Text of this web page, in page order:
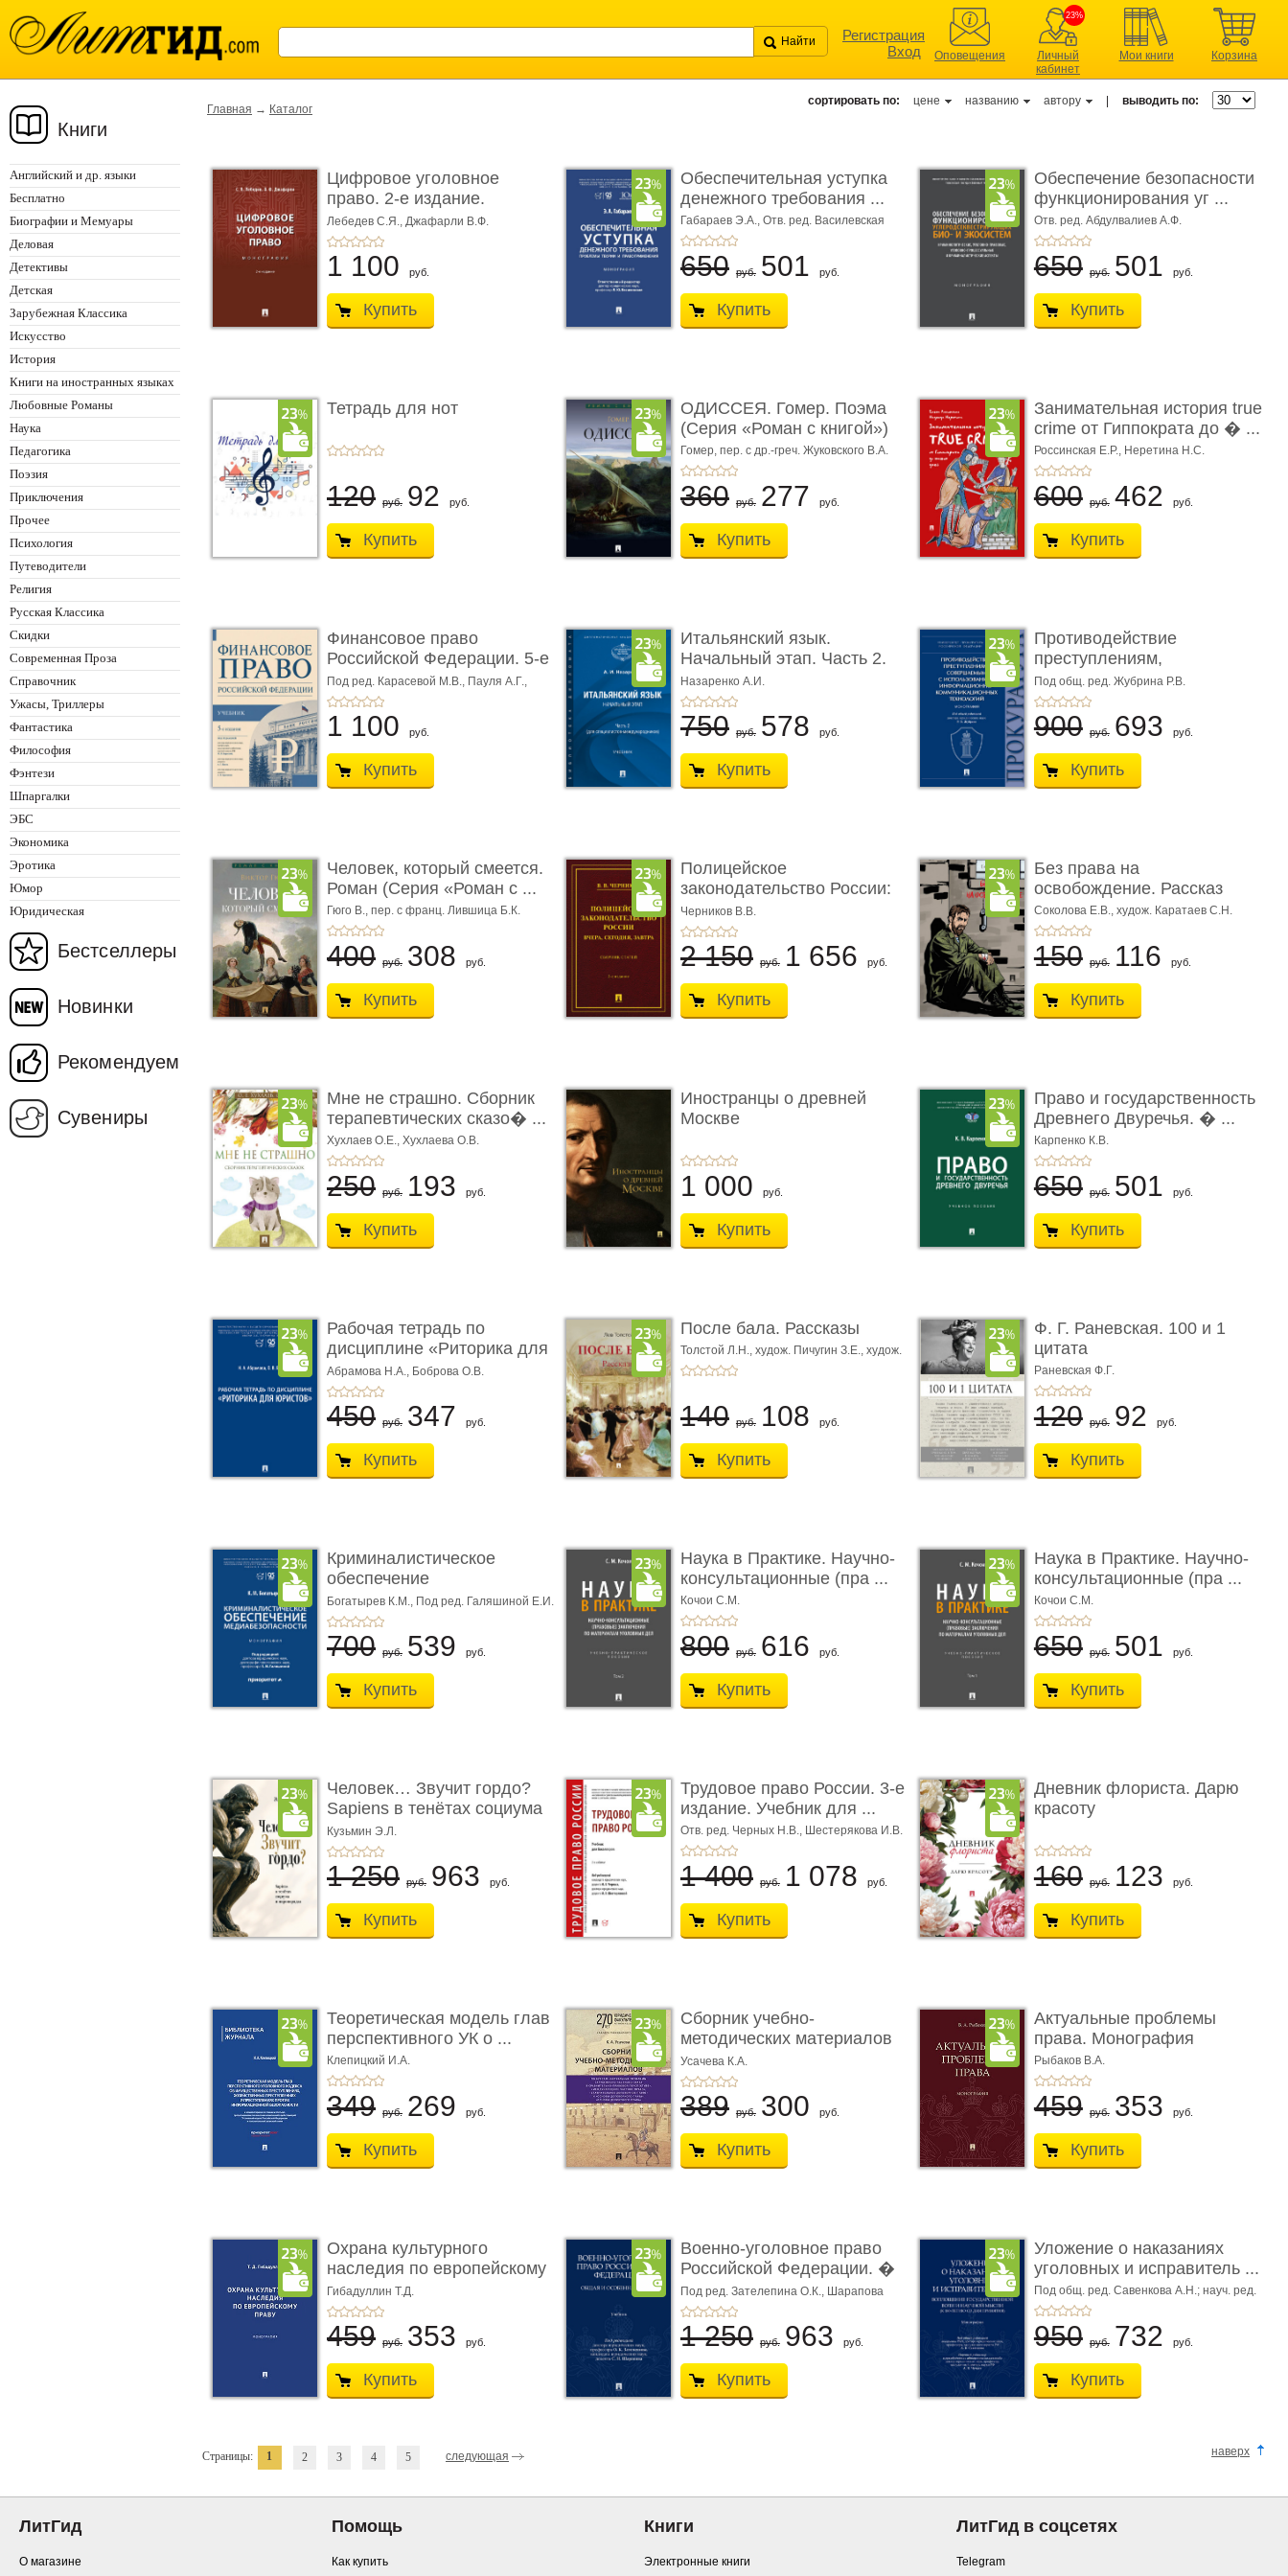
Регистрация
Вход
Оповещения
23%
Личный
кабинет
Мои книги Корзина
Книги
Английский и др. языки
Бесплатно
Биографии и Мемуары
Деловая
Детективы
Детская
Зарубежная Классика
Искусство
История
Книги на иностранных языках
Любовные Романы
Наука
Педагогика
Поэзия
Приключения
Прочее
Психология
Путеводители
Религия
Русская Классика
Скидки
Современная Проза
Справочник
Ужасы, Триллеры
Фантастика
Философия
Фэнтези
Шпаргалки
ЭБС
Экономика
Эротика
Юмор
Юридическая
Бестселлеры
Новинки
Рекомендуем
Сувениры
Главная → Каталог
сортировать по: цене названию автору выводить по:
Цифровое уголовное
право. 2-е издание.
Монограф ...
Лебедев С.Я., Джафарли В.Ф.
1 100 руб.
Купить
Обеспечительная уступка
денежного требования ...
Габараев Э.А., Отв. ред. Василевская
Л.Ю.,вступ. сл. Каретина М.Г.
650 руб. 501 руб.
Купить
Обеспечение безопасности
функционирования уг ...
Отв. ред. Абдулвалиев А.Ф.
650 руб. 501 руб.
Купить
Тетрадь для нот
120 руб. 92 руб.
Купить
ОДИССЕЯ. Гомер. Поэма
(Серия «Роман с книгой»)
Гомер, пер. с др.-греч. Жуковского В.А.
360 руб. 277 руб.
Купить
Занимательная история true
crime от Гиппократа до � ...
Россинская Е.Р., Неретина Н.С.
600 руб. 462 руб.
Купить
Финансовое право
Российской Федерации. 5-е
изд� ...
Под ред. Карасевой М.В., Пауля А.Г.,
Красюкова А.В.
1 100 руб.
Купить
Итальянский язык.
Начальный этап. Часть 2.
Учеб� ...
Назаренко А.И.
750 руб. 578 руб.
Купить
Противодействие
преступлениям,
совершаемым с ...
Под общ. ред. Жубрина Р.В.
900 руб. 693 руб.
Купить
Человек, который смеется.
Роман (Серия «Роман с ...
Гюго В., пер. с франц. Лившица Б.К.
400 руб. 308 руб.
Купить
Полицейское
законодательство России:
вчера, с� ...
Черников В.В.
2 150 руб. 1 656 руб.
Купить
Без права на
освобождение. Рассказ
Соколова Е.В., худож. Каратаев С.Н.
150 руб. 116 руб.
Купить
Мне не страшно. Сборник
терапевтических сказо� ...
Хухлаев О.Е., Хухлаева О.В.
250 руб. 193 руб.
Купить
Иностранцы о древней
Москве
1 000 руб.
Купить
Право и государственность
Древнего Двуречья. � ...
Карпенко К.В.
650 руб. 501 руб.
Купить
Рабочая тетрадь по
дисциплине «Риторика для
ю� ...
Абрамова Н.А., Боброва О.В.
450 руб. 347 руб.
Купить
После бала. Рассказы
Толстой Л.Н., худож. Пичугин З.Е., худож.
Лебедев А.И.,
140 руб. 108 руб.
Купить
Ф. Г. Раневская. 100 и 1
цитата
Раневская Ф.Г.
120 руб. 92 руб.
Купить
Криминалистическое
обеспечение
медиабезопас� ...
Богатырев К.М., Под ред. Галяшиной Е.И.
700 руб. 539 руб.
Купить
Наука в Практике. Научно-
консультационные (пра ...
Кочои С.М.
800 руб. 616 руб.
Купить
Наука в Практике. Научно-
консультационные (пра ...
Кочои С.М.
650 руб. 501 руб.
Купить
Человек… Звучит гордо?
Sapiens в тенётах социума
� ...
Кузьмин Э.Л.
1 250 руб. 963 руб.
Купить
Трудовое право России. 3-е
издание. Учебник для ...
Отв. ред. Черных Н.В., Шестерякова И.В.
1 400 руб. 1 078 руб.
Купить
Дневник флориста. Дарю
красоту
160 руб. 123 руб.
Купить
Теоретическая модель глав
перспективного УК о ...
Клепицкий И.А.
349 руб. 269 руб.
Купить
Сборник учебно-
методических материалов
по кур ...
Усачева К.А.
389 руб. 300 руб.
Купить
Актуальные проблемы
права. Монография
Рыбаков В.А.
459 руб. 353 руб.
Купить
Охрана культурного
наследия по европейскому
п ...
Гибадуллин Т.Д.
459 руб. 353 руб.
Купить
Военно-уголовное право
Российской Федерации. �
...
Под ред. Зателепина О.К., Шарапова
С.Н.
1 250 руб. 963 руб.
Купить
Уложение о наказаниях
уголовных и исправитель ...
Под общ. ред. Савенкова А.Н.; науч. ред.
и рук. авт. кол. Чучаев А.И.
950 руб. 732 руб.
Купить
Страницы: 1 2 3 4 5 следующая наверх
ЛитГид
О магазине
Помощь
Как купить
Книги
Электронные книги
ЛитГид в соцсетях
Telegram